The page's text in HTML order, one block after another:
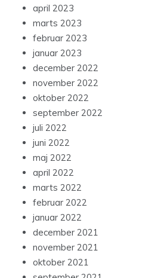
april 2023
marts 2023
februar 2023
januar 2023
december 2022
november 2022
oktober 2022
september 2022
juli 2022
juni 2022
maj 2022
april 2022
marts 2022
februar 2022
januar 2022
december 2021
november 2021
oktober 2021